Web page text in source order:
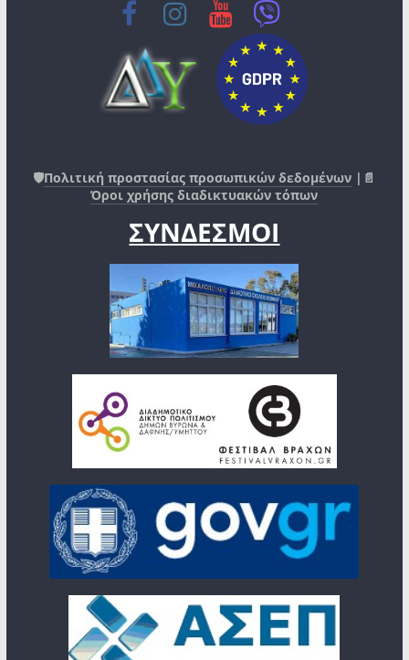
🛡️Πολιτική προστασίας προσωπικών δεδομένων |📄
Όροι χρήσης διαδικτυακών τόπων
ΣΥΝΔΕΣΜΟΙ